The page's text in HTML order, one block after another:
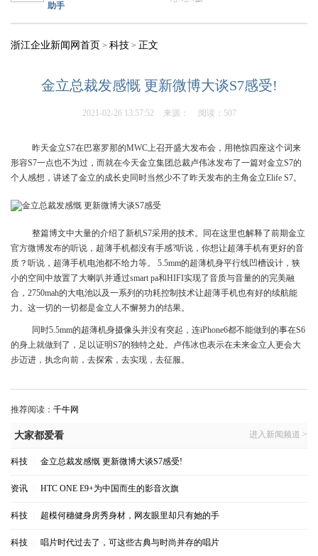
助手
浙江企业新闻网首页 > 科技 > 正文
金立总裁发感慨 更新微博大谈S7感受!
2021-02-26 13:57:52 来源： 阅读：507
昨天金立S7在巴塞罗那的MWC上召开盛大发布会，用艳惊四座这个词来
形容S7一点也不为过，而就在今天金立集团总裁卢伟冰发布了一篇对金立S7的
个人感想，讲述了金立的成长史同时当然少不了昨天发布的主角金立Elife S7。
整篇博文中大量的介绍了新机S7采用的技术。同在这里也解释了前期金立
官方微博发布的听说，超薄手机都没有手感?听说，你想让超薄手机有更好的音
质？听说，超薄手机电池都不给力等。 5.5mm的超薄机身平行线凹槽设计，狭
小的空间中放置了大喇叭并通过smart pa和HIFI实现了音质与音量的的完美融
合，2750mah的大电池以及一系列的功耗控制技术让超薄手机也有好的续航能
力。这一切的一切都是金立人不懈努力的结果。
同时5.5mm的超薄机身摄像头并没有突起，连iPhone6都不能做到的事在S6
的身上就做到了，足以证明S7的独特之处。卢伟冰也表示在未来金立人更会大
步迈进，执念向前，去探索，去实现，去征服。
推荐阅读： 千牛网
大家都爱看 进入新闻频道 >
科技 金立总裁发感慨 更新微博大谈S7感受!
资讯 HTC ONE E9+为中国而生的影音次旗
科技 超模何穗健身房秀身材，网友眼里却只有她的手
科技 唱片时代过去了，可这些古典与时尚并存的唱片